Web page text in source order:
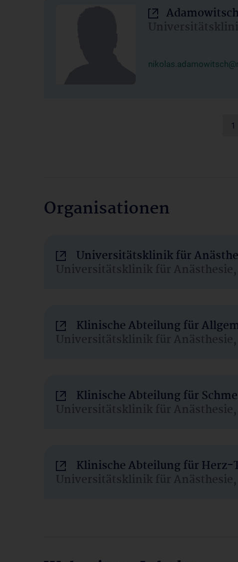
1
Organisationen
Universitätsklinik für
Universitätsklinik für
Klinische Abteilung für
Universitätsklinik für
Klinische Abteilung für
Universitätsklinik für
Klinische Abteilung für
Universitätsklinik für